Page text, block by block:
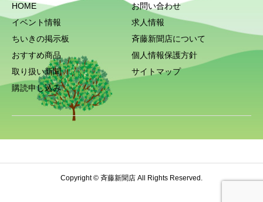
HOME
イベント情報
ちいきの掲示板
おすすめ商品
取り扱い新聞
購読申し込み
お問い合わせ
求人情報
斉藤新聞店について
個人情報保護方針
サイトマップ
Copyright © 斉藤新聞店 All Rights Reserved.